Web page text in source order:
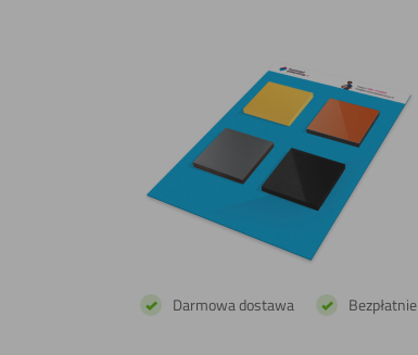
Powlekania
Darmowa dostawa Bezpłatnie